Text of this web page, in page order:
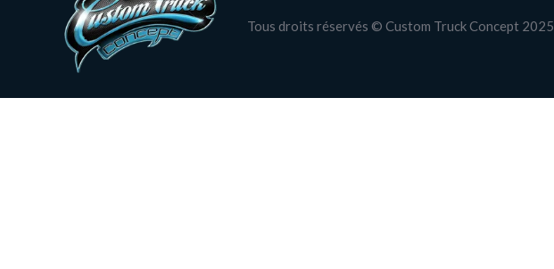
Tous droits réservés © Custom Truck Concept 2025